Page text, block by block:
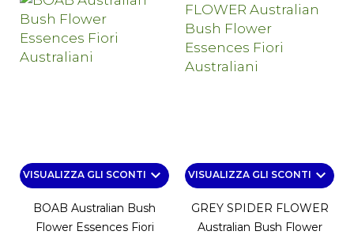
VISUALIZZA GLI SCONTI keyboard_arrow_down
BOAB Australian Bush
Flower Essences Fiori
VISUALIZZA GLI SCONTI keyboard_arrow_down
GREY SPIDER FLOWER
Australian Bush Flower